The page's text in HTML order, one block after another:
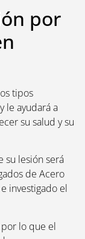
por
tipos
le ayudará a
su salud y su
su lesión será
de Acero
investigado el
lo que el